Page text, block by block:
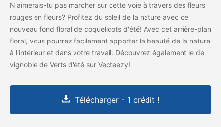
N'aimerais-tu pas marcher sur cette voie à travers des fleurs
rouges en fleurs? Profitez du soleil de la nature avec ce
nouveau fond floral de coquelicots d'été! Avec cet arrière-plan
floral, vous pourrez facilement apporter la beauté de la nature
à l'intérieur et dans votre travail. Découvrez également le de
vignoble de Verts d'été sur Vecteezy!
Télécharger - 1 crédit !